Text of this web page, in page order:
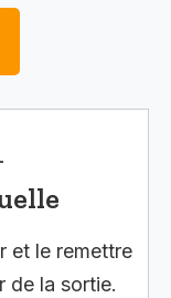
et le remettre
de la sortie.